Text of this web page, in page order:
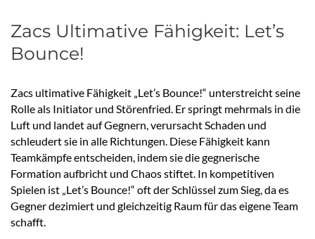
Zacs Ultimative Fähigkeit: Let’s
Bounce!
Zacs ultimative Fähigkeit „Let’s Bounce!“ unterstreicht seine
Rolle als Initiator und Störenfried. Er springt mehrmals in die
Luft und landet auf Gegnern, verursacht Schaden und
schleudert sie in alle Richtungen. Diese Fähigkeit kann
Teamkämpfe entscheiden, indem sie die gegnerische
Formation aufbricht und Chaos stiftet. In kompetitiven
Spielen ist „Let’s Bounce!“ oft der Schlüssel zum Sieg, da es
Gegner dezimiert und gleichzeitig Raum für das eigene Team
schafft.